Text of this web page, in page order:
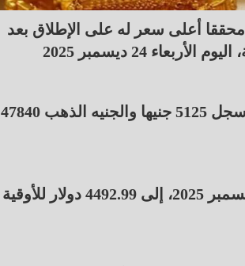
عيار 21 الأكثر شهرة في مصر إلى 5980 جنيها محققا أعلى سعر له على الإطلاق بعد
24 ديسمبر 2025
وسجل الجرام عيار 24 نحو 6835 جنيها وعيار 22 نحو 6256 جنيها وعيار 18 سجل 5125 جنيها والجنيه الذهب 47840
وزاد الذهب في المعاملات الفورية 1.1% عند إغلاق تداولات الثلاثاء 23 ديسمبر 2025، إلى 4492.99 دولار للأوقية